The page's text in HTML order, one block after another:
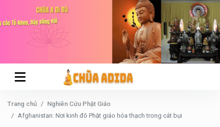
Trang chủ
Nghiên Cứu Phật Giáo
Afghanistan: Nơi kinh đô Phật giáo hóa thạch trong cát bụi